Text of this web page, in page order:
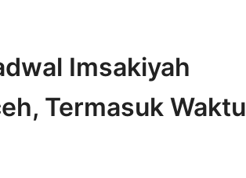
Imsakiyah
Termasuk Waktu